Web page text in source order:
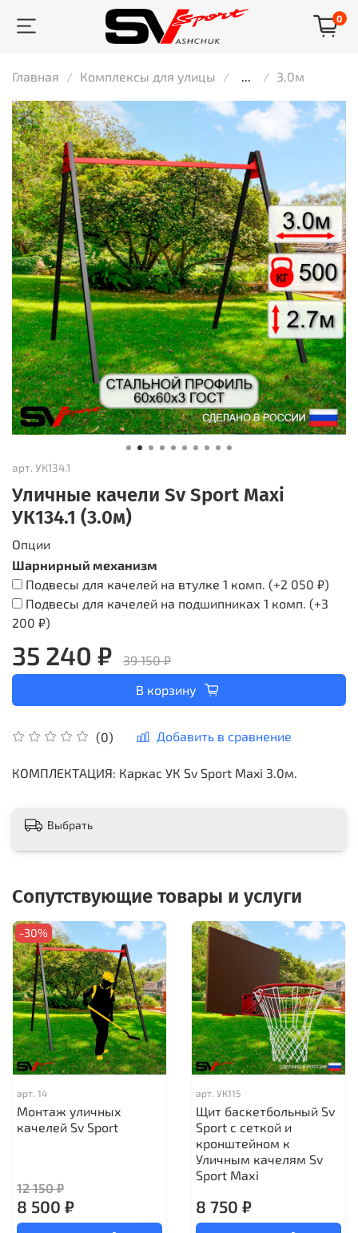
0
Главная Комплексы для улицы ... 3.0м
арт. УК134.1
Уличные качели Sv Sport Maxi
УК134.1 (3.0м)
(0) Добавить в сравнение
Опции
Шарнирный механизм
Подвесы для качелей на втулке 1 комп. (+2 050 ₽)
Подвесы для качелей на подшипниках 1 комп. (+3
200 ₽)
35 240 ₽
39 150 ₽
В корзину
КОМПЛЕКТАЦИЯ: Каркас УК Sv Sport Maxi 3.0м.
Выбрать
Сопутствующие товары и услуги
-30%
арт. 14
Монтаж уличных
качелей Sv Sport
12 150 ₽
8 500 ₽
арт. УК115
Щит баскетбольный Sv
Sport c сеткой и
кронштейном к
Уличным качелям Sv
Sport Maхi
8 750 ₽